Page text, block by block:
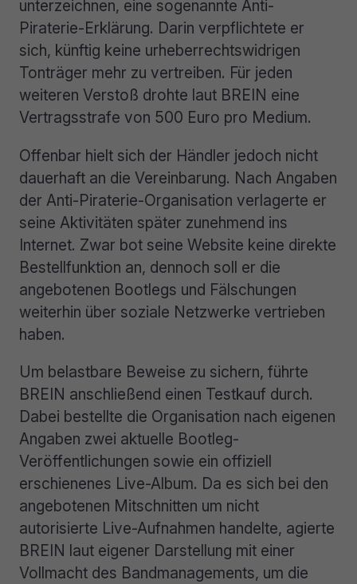
unterzeichnen, eine sogenannte Anti-
Piraterie-Erklärung. Darin verpflichtete er
sich, künftig keine urheberrechtswidrigen
Tonträger mehr zu vertreiben. Für jeden
weiteren Verstoß drohte laut BREIN eine
Vertragsstrafe von 500 Euro pro Medium.
Offenbar hielt sich der Händler jedoch nicht
dauerhaft an die Vereinbarung. Nach Angaben
der Anti-Piraterie-Organisation verlagerte er
seine Aktivitäten später zunehmend ins
Internet. Zwar bot seine Website keine direkte
Bestellfunktion an, dennoch soll er die
angebotenen Bootlegs und Fälschungen
weiterhin über soziale Netzwerke vertrieben
haben.
Um belastbare Beweise zu sichern, führte
BREIN anschließend einen Testkauf durch.
Dabei bestellte die Organisation nach eigenen
Angaben zwei aktuelle Bootleg-
Veröffentlichungen sowie ein offiziell
erschienenes Live-Album. Da es sich bei den
angebotenen Mitschnitten um nicht
autorisierte Live-Aufnahmen handelte, agierte
BREIN laut eigener Darstellung mit einer
Vollmacht des Bandmanagements, um die